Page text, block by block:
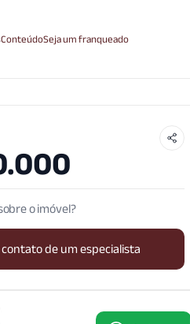
ConteúdoSeja um franqueado
o imóvel?
de um especialista